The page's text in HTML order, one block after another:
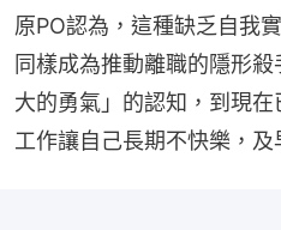
原PO認為，這種缺乏自我
同樣成為推動離職的隱形
大的勇氣」的認知，到現
工作讓自己長期不快樂，及